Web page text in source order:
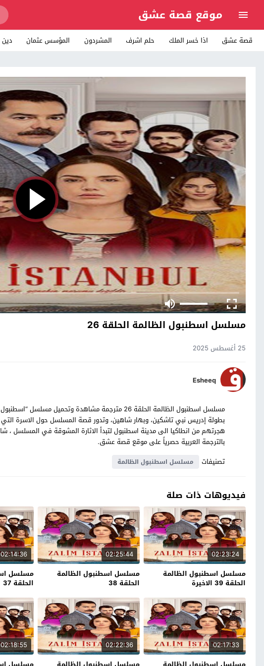
موقع قصة عشق
قصة عشق اذا خسر الملك حلم اشرف المشردون المؤسس عثمان دين
مسلسل اسطنبول الظالمة الحلقة 26
25 أغسطس 2025
Esheeq
بطولة إدريس نبي تاشكين، وبهار شاهين، وتدور قصة المسلسل حول الاسرة
بالترجمة العربية حصرياً على موقع قصة عشق.
تصنيفات
مسلسل اسطنبول الظالمة
فيديوهات ذات صلة
02:23:24
مسلسل اسطنبول الظالمة
الحلقة 39 الاخيرة
02:25:44
مسلسل اسطنبول الظالمة
الحلقة 38
02:14:36
مسلسل
الحلقة 37
02:17:33
02:22:36
02:18:55